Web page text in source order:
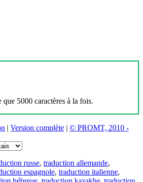
5000 caractères à la fois.
| Version complète | © PROMT, 2010 -
russe, traduction allemande,
espagnole, traduction italienne,